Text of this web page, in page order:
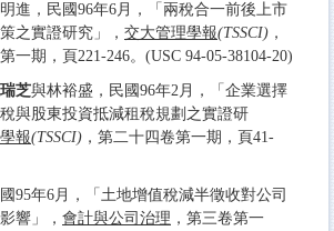
進，民國96年6月，「兩稅合一前後上市
之實證研究」， 交大管理學報(TSSCI) ，
一期，頁221-246。(USC 94-05-38104-20)
芝與林裕盛，民國96年2月，「企業選擇
與股東投資抵減租稅規劃之實證研
報(TSSCI) ，第二十四卷第一期，頁41-
國95年6月，「土地增值稅減半徵收對公司
響」， 會計與公司治理 ，第三卷第一